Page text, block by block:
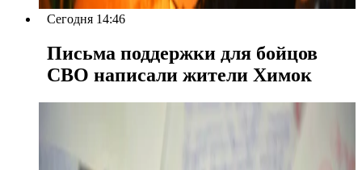
Сегодня 14:46
Письма поддержки для бойцов
СВО написали жители Химок